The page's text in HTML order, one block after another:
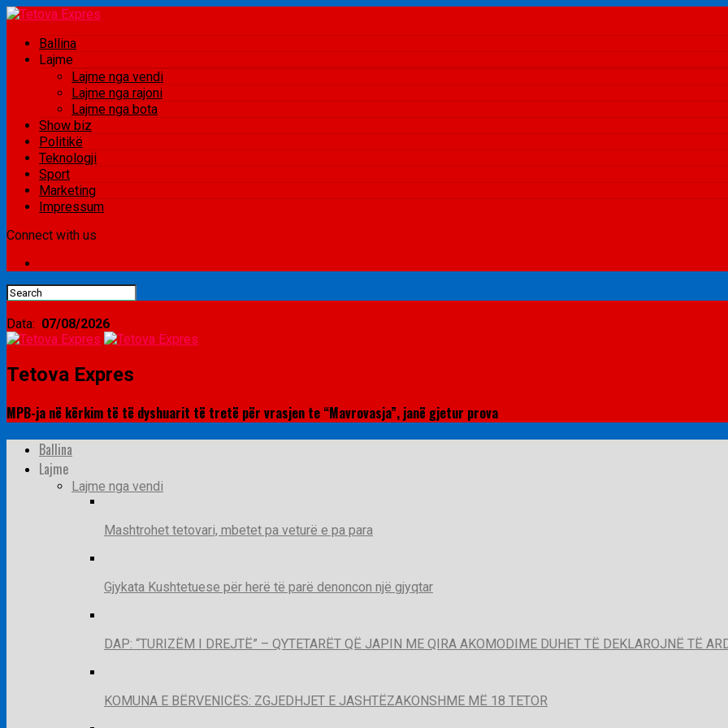
Ballina
Lajme
Lajme nga vendi
Lajme nga rajoni
Lajme nga bota
Show biz
Politikë
Teknologji
Sport
Marketing
Impressum
Connect with us
Data: 07/08/2026
Tetova Expres
MPB-ja në kërkim të të dyshuarit të tretë për vrasjen te “Mavrovasja”, janë gjetur prova
Ballina
Lajme
Lajme nga vendi
Mashtrohet tetovari, mbetet pa veturë e pa para
Gjykata Kushtetuese për herë të parë denoncon një gjyqtar
DAP: “TURIZËM I DREJTË” – QYTETARËT QË JAPIN ME QIRA AKOMODIME DUHET TË DEKLAROJNË TË
KOMUNA E BËRVENICËS: ZGJEDHJET E JASHTËZAKONSHME MË 18 TETOR